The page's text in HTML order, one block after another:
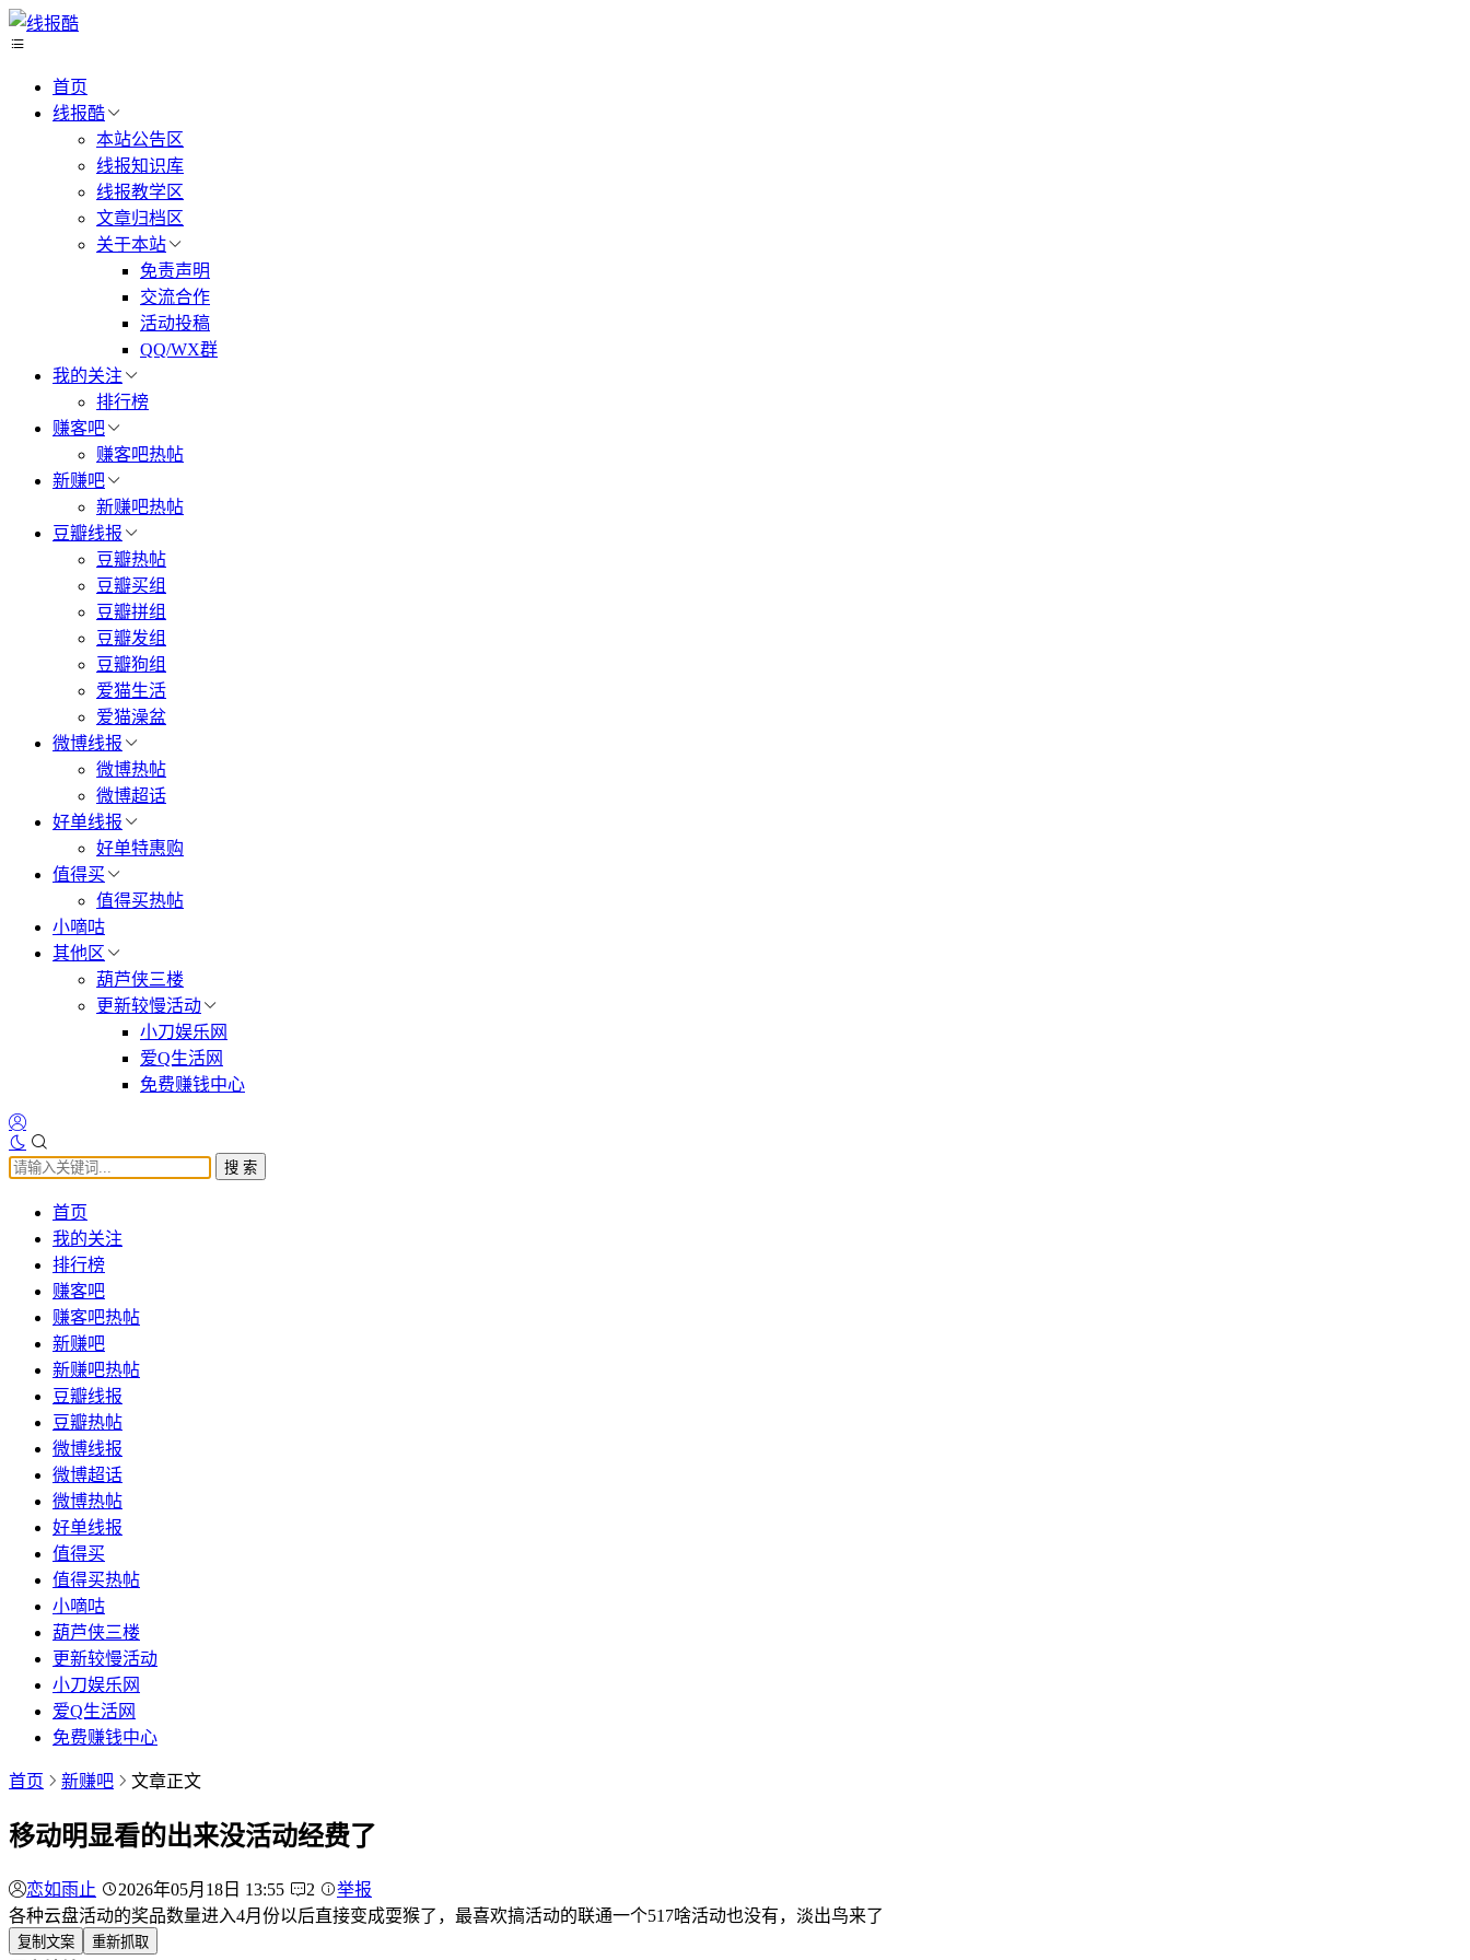
首页
线报酷
本站公告区
线报知识库
线报教学区
文章归档区
关于本站
免责声明
交流合作
活动投稿
QQ/WX群
我的关注
排行榜
赚客吧
赚客吧热帖
新赚吧
新赚吧热帖
豆瓣线报
豆瓣热帖
豆瓣买组
豆瓣拼组
豆瓣发组
豆瓣狗组
爱猫生活
爱猫澡盆
微博线报
微博热帖
微博超话
好单线报
好单特惠购
值得买
值得买热帖
小嘀咕
其他区
葫芦侠三楼
更新较慢活动
小刀娱乐网
爱Q生活网
免费赚钱中心
搜 索
首页
我的关注
排行榜
赚客吧
赚客吧热帖
新赚吧
新赚吧热帖
豆瓣线报
豆瓣热帖
微博线报
微博超话
微博热帖
好单线报
值得买
值得买热帖
小嘀咕
葫芦侠三楼
更新较慢活动
小刀娱乐网
爱Q生活网
免费赚钱中心
首页 新赚吧 文章正文
移动明显看的出来没活动经费了
恋如雨止 2026年05月18日 13:55 2
举报
各种云盘活动的奖品数量进入4月份以后直接变成耍猴了，最喜欢搞活动的联通一个517啥活动也没有，淡出鸟来了
复制文案 重新抓取